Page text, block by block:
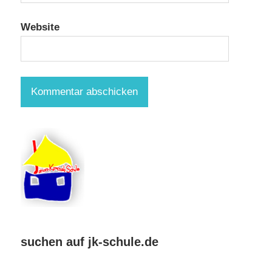
Website
suchen auf jk-schule.de